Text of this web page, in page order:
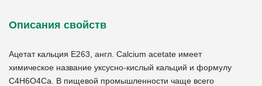
Описания свойств
Ацетат кальция Е263, англ. Calcium acetate имеет
химическое название уксусно-кислый кальций и формулу
С4Н6О4Са. В пищевой промышленности чаще всего